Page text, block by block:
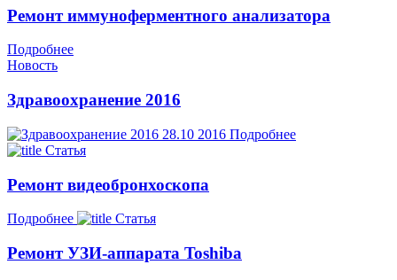
Ремонт иммуноферментного анализатора
Подробнее
Новость
Здравоохранение 2016
28.10 2016 Подробнее
Статья
Ремонт видеобронхоскопа
Подробнее Статья
Ремонт УЗИ-аппарата Toshiba